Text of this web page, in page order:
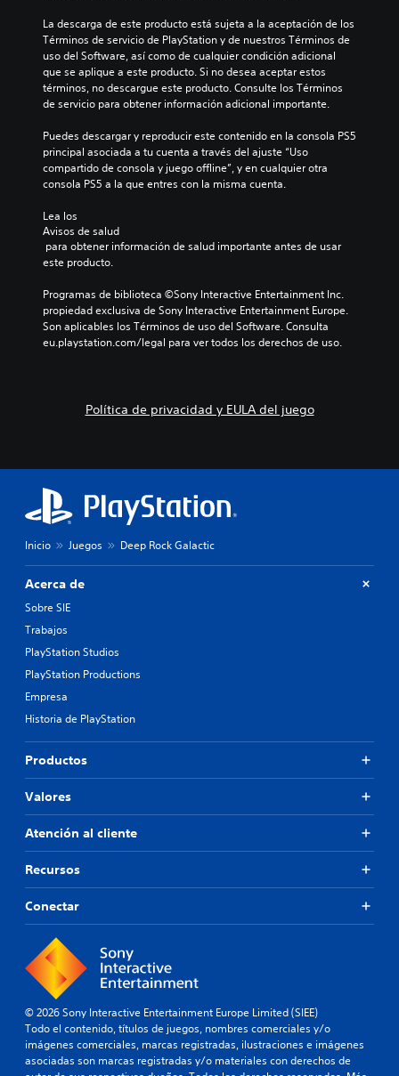
La descarga de este producto está sujeta a la aceptación de los
Términos de servicio de PlayStation y de nuestros Términos de
uso del Software, así como de cualquier condición adicional
que se aplique a este producto. Si no desea aceptar estos
términos, no descargue este producto. Consulte los Términos
de servicio para obtener información adicional importante.
Puedes descargar y reproducir este contenido en la consola PS5
principal asociada a tu cuenta a través del ajuste “Uso
compartido de consola y juego offline”, y en cualquier otra
consola PS5 a la que entres con la misma cuenta.
Lea los
Avisos de salud
este producto.
Programas de biblioteca ©Sony Interactive Entertainment Inc.
propiedad exclusiva de Sony Interactive Entertainment Europe.
Son aplicables los Términos de uso del Software. Consulta
eu.playstation.com/legal para ver todos los derechos de uso.
Política de privacidad y EULA del juego
Inicio Juegos Deep Rock Galactic
Acerca de
Sobre SIE
Trabajos
PlayStation Studios
PlayStation Productions
Empresa
Historia de PlayStation
Productos
Valores
Atención al cliente
Recursos
Conectar
© 2026 Sony Interactive Entertainment Europe Limited (SIEE)
Todo el contenido, títulos de juegos, nombres comerciales y/o
imágenes comerciales, marcas registradas, ilustraciones e imágenes
asociadas son marcas registradas y/o materiales con derechos de